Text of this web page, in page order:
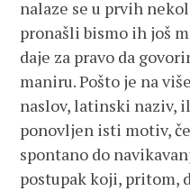
nalaze se u prvih
pronašli bismo ih još
daje za pravo da
maniru. Pošto je na
naslov, latinski naziv,
ponovljen isti motiv,
spontano do
postupak koji, pritom,